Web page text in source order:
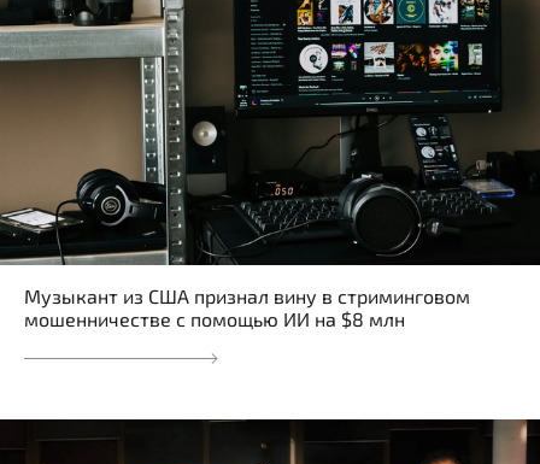
Музыкант из США признал вину в стриминговом
мошенничестве с помощью ИИ на $8 млн